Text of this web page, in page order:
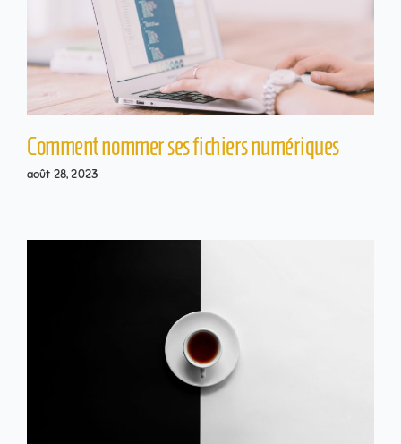
Comment nommer ses fichiers numériques
août 28, 2023